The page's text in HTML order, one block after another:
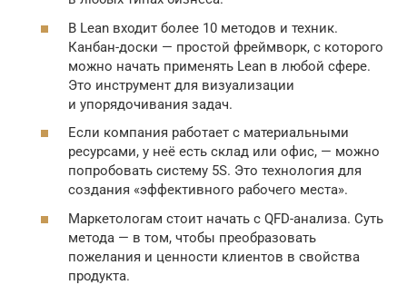
В Lean входит более 10 методов и техник.
Канбан-доски — простой фреймворк, с которого
можно начать применять Lean в любой сфере.
Это инструмент для визуализации
и упорядочивания задач.
Если компания работает с материальными
ресурсами, у неё есть склад или офис, — можно
попробовать систему 5S. Это технология для
создания «эффективного рабочего места».
Маркетологам стоит начать с QFD-анализа. Суть
метода — в том, чтобы преобразовать
пожелания и ценности клиентов в свойства
продукта.